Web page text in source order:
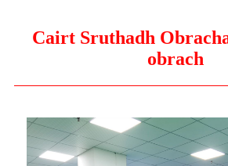
Cairt Sruthadh
obrach